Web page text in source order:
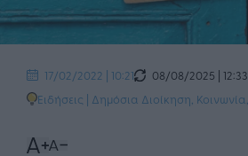
17/02/2022 | 10:21
08/08/2025 | 12:33
Ειδήσεις | Δημόσια Διοίκηση Κοινωνία